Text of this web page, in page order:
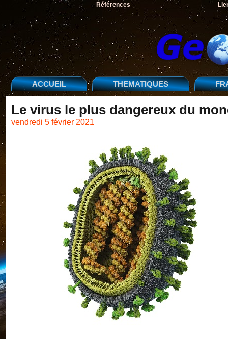
Références
ACCUEIL THEMATIQUES
Le virus le plus dangereux du
vendredi 5 février 2021